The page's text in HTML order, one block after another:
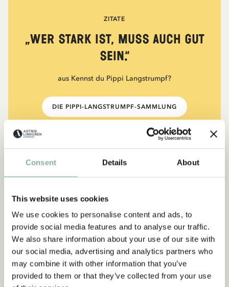
Consent Details About
This website uses cookies
We use cookies to personalise content and ads, to
provide social media features and to analyse our traffic.
We also share information about your use of our site with
our social media, advertising and analytics partners who
may combine it with other information that you’ve
provided to them or that they’ve collected from your use
ZITATE
„Wer stark ist, muss auch gut
sein.“
aus Kennst du Pippi Langstrumpf?
DIE PIPPI-LANGSTRUMPF-SAMMLUNG